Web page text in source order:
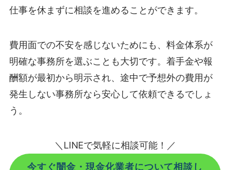
仕事を休まずに相談を進めることができます。
費用面での不安を感じないためにも、料金体系が
明確な事務所を選ぶことも大切です。着手金や報
酬額が最初から明示され、途中で予想外の費用が
発生しない事務所なら安心して依頼できるでしょ
う。
＼LINEで気軽に相談可能！／
今すぐ闇金・現金化業者について相談し